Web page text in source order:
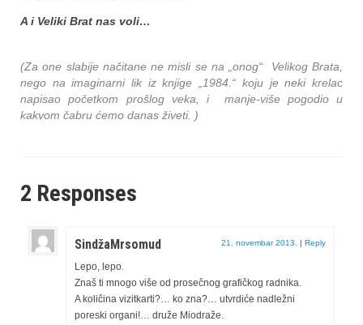
A i Veliki Brat nas voli…
(Za one slabije načitane ne misli se na „onog“ Velikog Brata,
nego na imaginarni lik iz knjige „1984.“ koju je neki krelac
napisao početkom prošlog veka, i manje-više pogodio u
kakvom čabru ćemo danas živeti. )
2 Responses
SindžaMrsomud 21. novembar 2013. | Reply
Lepo, lepo.
Znaš ti mnogo više od prosečnog grafičkog radnika.
A količina vizitkarti?… ko zna?… utvrdiće nadležni
poreski organi!… druže Miodraže.